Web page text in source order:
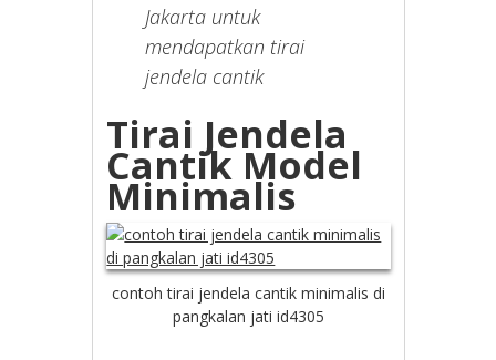
Jakarta untuk
mendapatkan tirai
jendela cantik
Tirai Jendela
Cantik Model
Minimalis
contoh tirai jendela cantik minimalis di
pangkalan jati id4305